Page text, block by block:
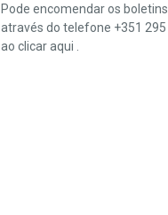
Pode encomendar os
através do telefone +351 295
ao clicaraqui